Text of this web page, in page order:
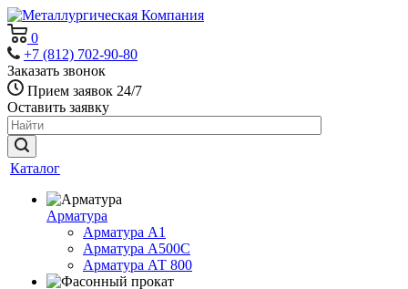
0
+7 (812) 702-90-80
Заказать звонок
Прием заявок 24/7
Оставить заявку
Каталог
Арматура
Арматура А1
Арматура А500С
Арматура АТ 800